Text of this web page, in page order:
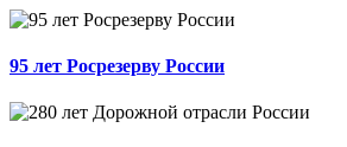
95 лет Росрезерву России